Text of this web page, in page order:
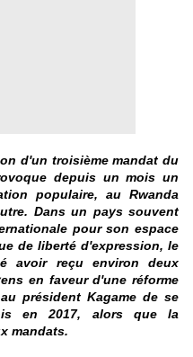
d'un troisième mandat du
depuis un mois un
populaire, au Rwanda
Dans un pays souvent
pour son espace
de liberté d'expression, le
avoir reçu environ deux
en faveur d'une réforme
président Kagame de se
en 2017, alors que la
mandats.